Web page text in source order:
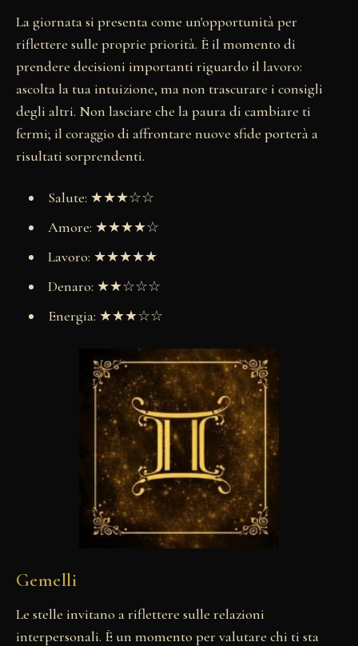
La giornata si presenta come un'opportunità per
riflettere sulle proprie priorità. È il momento di
prendere decisioni importanti riguardo il lavoro:
ascolta la tua intuizione, ma non trascurare i consigli
degli altri. Non lasciare che la paura di cambiare ti
fermi; il coraggio di affrontare nuove sfide porterà a
risultati sorprendenti.
Salute: ★★★☆☆
Amore: ★★★★☆
Lavoro: ★★★★★
Denaro: ★★☆☆☆
Energia: ★★★☆☆
Gemelli
Le stelle invitano a riflettere sulle relazioni
interpersonali. È un momento per valutare chi ti sta